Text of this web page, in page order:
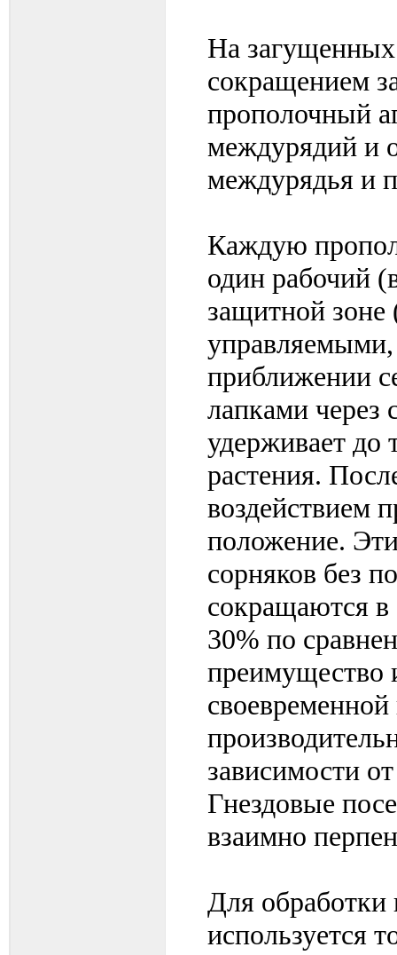
На загущенных
сокращением
прополочный
междурядий и
междурядья и
Каждую
один рабочий
защитной зоне
приближении
лапками через
удерживает до
растения.
воздействием
положение.
сорняков без
сокращаются в
30% по
преимущество
зависимости
Гнездовые
взаимно
Для обработки
используется